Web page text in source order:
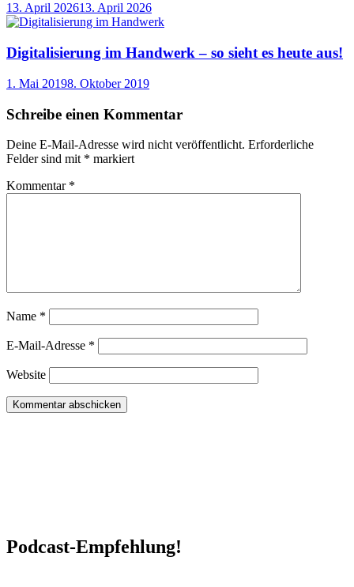
13. April 202613. April 2026
Digitalisierung im Handwerk – so sieht es heute aus!
1. Mai 20198. Oktober 2019
Schreibe einen Kommentar
Deine E-Mail-Adresse wird nicht veröffentlicht. Erforderliche
Felder sind mit * markiert
Kommentar *
Name *
E-Mail-Adresse *
Website
Podcast-Empfehlung!